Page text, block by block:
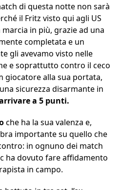
di questa notte non sarà
il Fritz visto qui agli US
in più, grazie ad una
completata e un
gli avevamo visto nelle
e soprattutto contro il ceco
giocatore alla sua portata,
sicurezza disarmante in
a 5 punti.
che ha la sua valenza e,
importante su quello che
in ognuno dei match
ha dovuto fare affidamento
in campo.